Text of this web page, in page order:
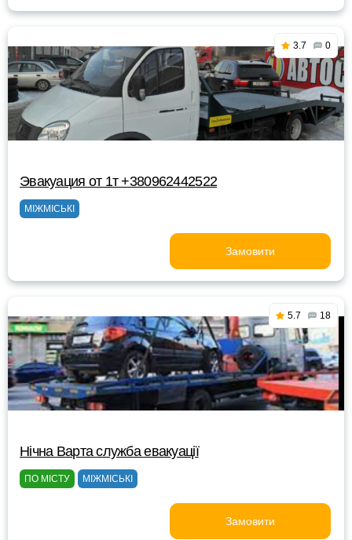
3.7 0
Эвакуация от 1т +380962442522
МІЖМІСЬКІ
Замовити
5.7 18
Нічна Варта служба евакуації
ПО МІСТУ МІЖМІСЬКІ
Замовити